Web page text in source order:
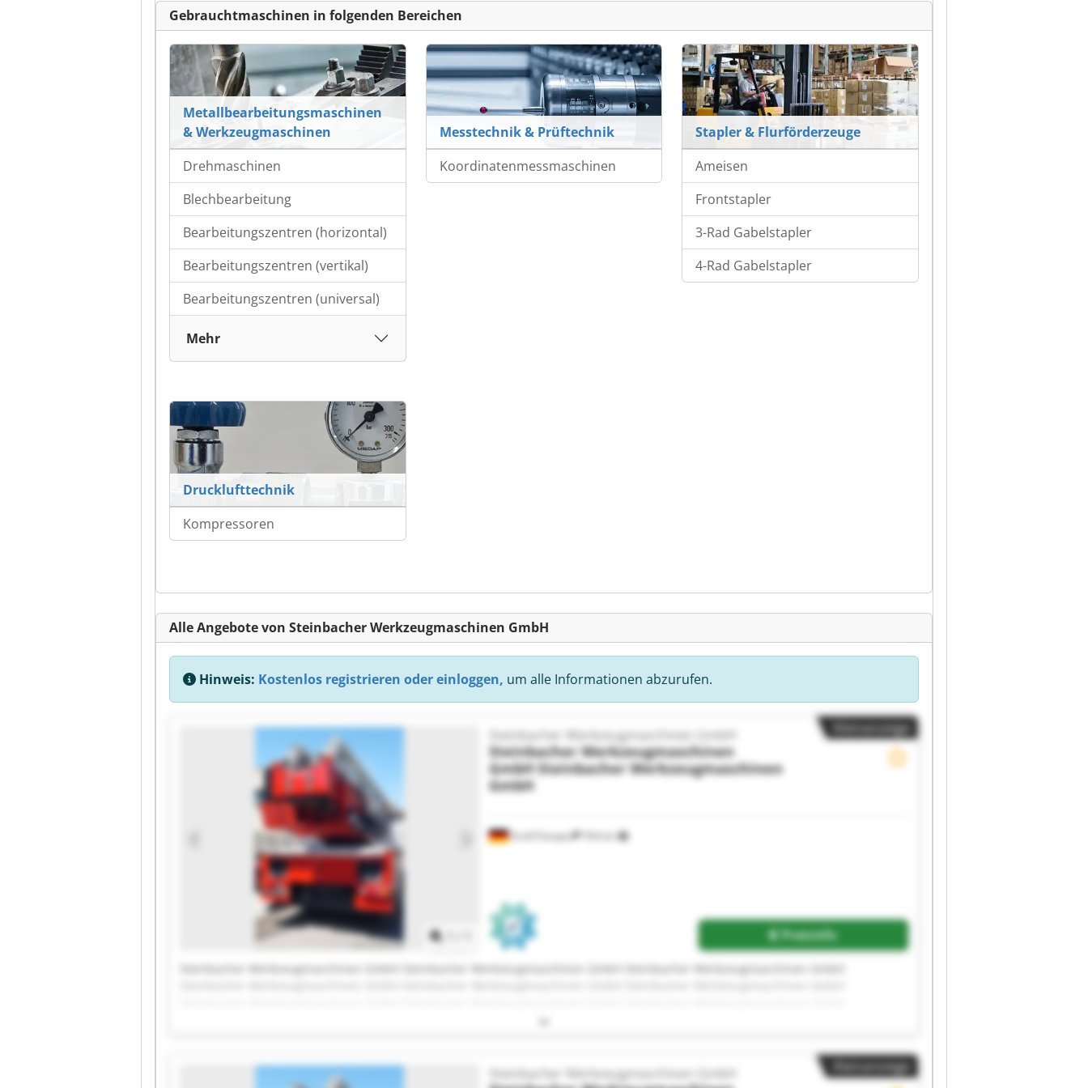
Gebrauchtmaschinen in folgenden Bereichen
Metallbearbeitungsmaschinen
& Werkzeugmaschinen
Drehmaschinen
Blechbearbeitung
Bearbeitungszentren (horizontal)
Bearbeitungszentren (vertikal)
Bearbeitungszentren (universal)
Mehr
Messtechnik & Prüftechnik
Koordinatenmessmaschinen
Stapler & Flurförderzeuge
Ameisen
Frontstapler
3-Rad Gabelstapler
4-Rad Gabelstapler
Drucklufttechnik
Kompressoren
Alle Angebote von Steinbacher Werkzeugmaschinen GmbH
Hinweis: Kostenlos registrieren oder einloggen, um alle Informationen abzurufen.
Kleinanzeige
Groß Pampau 764 km
Steinbacher Werkzeugmaschinen GmbH
Steinbacher Werkzeugmaschinen
GmbH Steinbacher Werkzeugmaschinen
GmbH
Preisinfo
Steinbacher Werkzeugmaschinen GmbH Steinbacher Werkzeugmaschinen GmbH Steinbacher Werkzeugmaschinen GmbH
Steinbacher Werkzeugmaschinen GmbH Steinbacher Werkzeugmaschinen GmbH Steinbacher Werkzeugmaschinen GmbH
Steinbacher Werkzeugmaschinen GmbH Steinbacher Werkzeugmaschinen GmbH Steinbacher Werkzeugmaschinen GmbH
Steinbacher Werkzeugmaschinen GmbH Steinbacher Werkzeugmaschinen GmbH
Kleinanzeige
Steinbacher Werkzeugmaschinen GmbH